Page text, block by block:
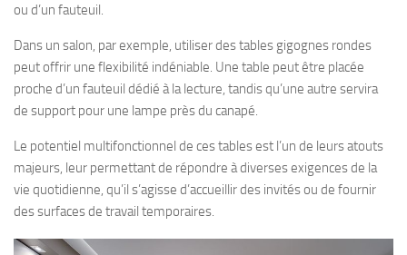
ou d’un fauteuil.
Dans un salon, par exemple, utiliser des tables gigognes rondes
peut offrir une flexibilité indéniable. Une table peut être placée
proche d’un fauteuil dédié à la lecture, tandis qu’une autre servira
de support pour une lampe près du canapé.
Le potentiel multifonctionnel de ces tables est l’un de leurs atouts
majeurs, leur permettant de répondre à diverses exigences de la
vie quotidienne, qu’il s’agisse d’accueillir des invités ou de fournir
des surfaces de travail temporaires.